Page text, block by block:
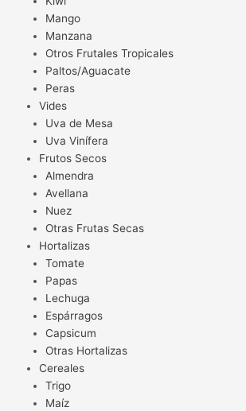
Mango
Manzana
Otros Frutales Tropicales
Paltos/Aguacate
Peras
Vides
Uva de Mesa
Uva Vinífera
Frutos Secos
Almendra
Avellana
Nuez
Otras Frutas Secas
Hortalizas
Tomate
Papas
Lechuga
Espárragos
Capsicum
Otras Hortalizas
Cereales
Trigo
Maíz